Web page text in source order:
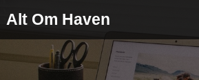
Alt Om Haven